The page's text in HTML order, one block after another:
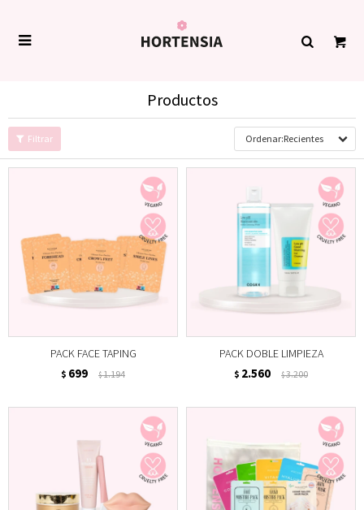

Productos
Recientes
PACK FACE TAPING
$ 699 $1.194
PACK DOBLE LIMPIEZA
$ 2.560 $3.200